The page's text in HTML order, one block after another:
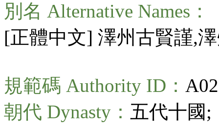
別名 Alternative Names：
[正體中文] 澤州古賢謹,
規範碼 Authority ID：
朝代 Dynasty： 五代十國;